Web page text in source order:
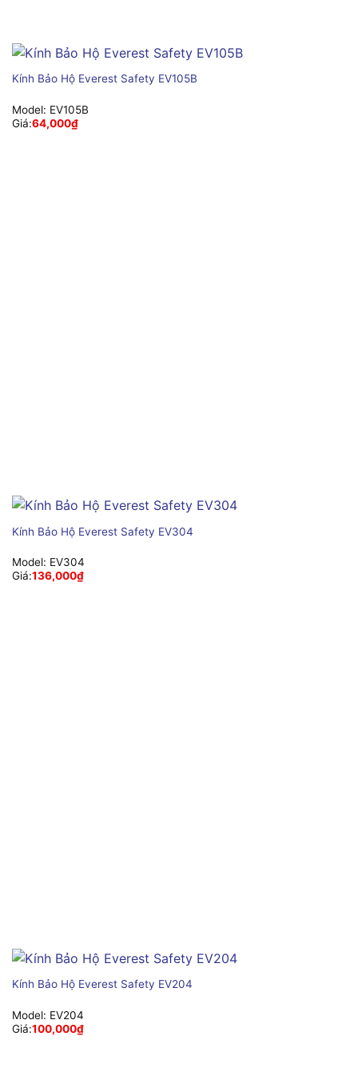
Kính Bảo Hộ Everest Safety EV105B
Model: EV105B
Giá:64,000₫
Kính Bảo Hộ Everest Safety EV304
Model: EV304
Giá:136,000₫
Kính Bảo Hộ Everest Safety EV204
Model: EV204
Giá:100,000₫